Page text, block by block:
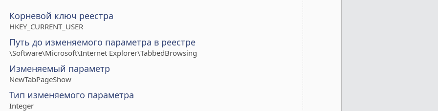
Корневой ключ реестра
HKEY_CURRENT_USER
Путь до изменяемого параметра в реестре
\Software\Microsoft\Internet Explorer\TabbedBrowsing
Изменяемый параметр
NewTabPageShow
Тип изменяемого параметра
Integer